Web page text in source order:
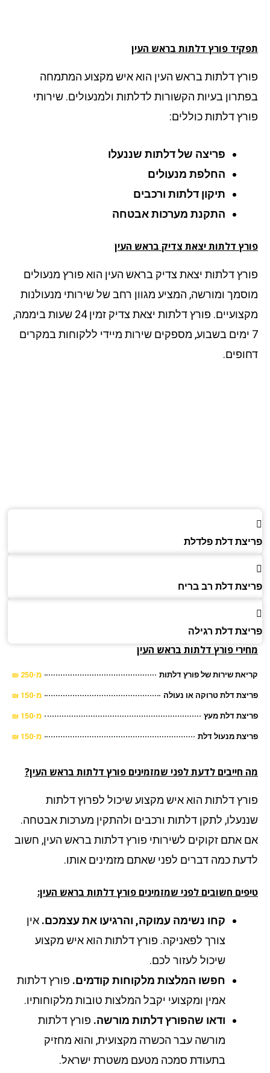
פורץ דלתות בראש העין
דלתות בראש העין הוא איש מקצוע המתמחה
בעיות הקשורות לדלתות ולמנעולים. שירותי
דלתות כוללים:
פריצה של דלתות שננעלו
החלפת מנעולים
תיקון דלתות ורכבים
התקנת מערכות אבטחה
דלתות יצאת צדיק בראש העין
דלתות יצאת צדיק בראש העין הוא פורץ מנעולים
ומורשה, המציע מגוון רחב של שירותי מנעולנות
מקצועיים. פורץ דלתות יצאת צדיק זמין 24 שעות ביממה,
ימים בשבוע, מספקים שירות מיידי ללקוחות במקרים
דלת פלדלת
דלת רב בריח
דלת רגילה
פורץ דלתות בראש העין
שירות של פורץ דלתות מ-250 ₪
דלת טרוקה או נעולה מ-150 ₪
דלת מעץ מ-150 ₪
מנעול דלת מ-150 ₪
חייבים לדעת לפני שמזמינים פורץ דלתות בראש העין?
דלתות הוא איש מקצוע שיכול לפרוץ דלתות
לתקן דלתות ורכבים ולהתקין מערכות אבטחה.
אתם זקוקים לשירותי פורץ דלתות בראש העין, חשוב
כמה דברים לפני שאתם מזמינים אותו.
חשובים לפני שמזמינים פורץ דלתות בראש העין:
קחו נשימה עמוקה, והרגיעו את עצמכם.אין
צורך לפאניקה. פורץ דלתות הוא איש מקצוע
שיכול לעזור לכם.
חפשו המלצות מלקוחות קודמים.פורץ דלתות
אמין ומקצועי יקבל המלצות טובות מלקוחותיו.
ודאו שהפורץ דלתות מורשה.פורץ דלתות
מורשה עבר הכשרה מקצועית, והוא מחזיק
בתעודת סמכה מטעם משטרת ישראל.